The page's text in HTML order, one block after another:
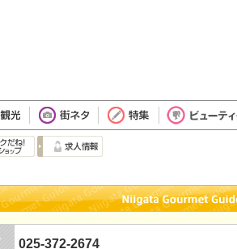
025-372-2674